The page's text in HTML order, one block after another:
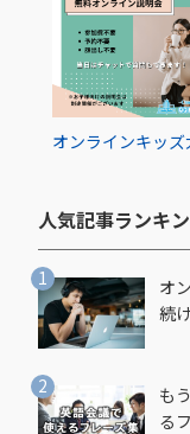
オンラインキッズ
人気記事ランキ
オ
続
も
る